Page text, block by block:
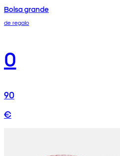
Bolsa grande
de regalo
0
90
€